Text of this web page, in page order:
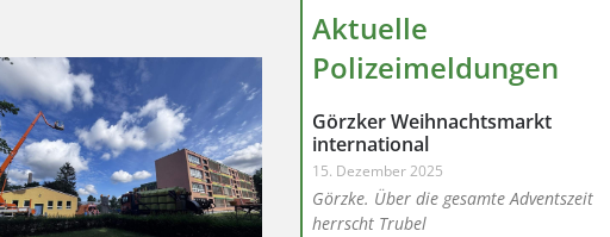
Aktuelle
Polizeimeldungen
Görzker Weihnachtsmarkt
international
15. Dezember 2025
Görzke. Über die gesamte Adventszeit
herrscht Trubel